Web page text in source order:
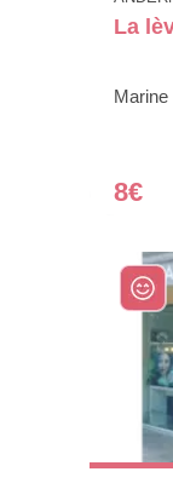
La
Marine
8€